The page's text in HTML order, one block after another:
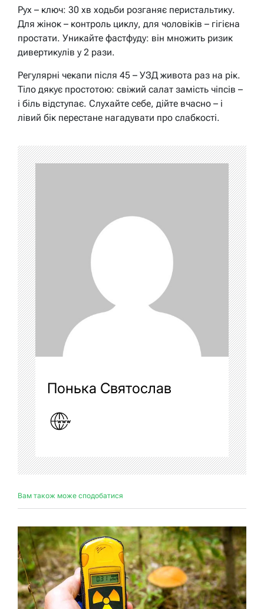
Рух – ключ: 30 хв ходьби розганяє перистальтику.
Для жінок – контроль циклу, для чоловіків – гігієна
простати. Уникайте фастфуду: він множить ризик
дивертикулів у 2 рази.
Регулярні чекапи після 45 – УЗД живота раз на рік.
Тіло дякує простотою: свіжий салат замість чіпсів –
і біль відступає. Слухайте себе, дійте вчасно – і
лівий бік перестане нагадувати про слабкості.
Понька Святослав
Вам також може сподобатися